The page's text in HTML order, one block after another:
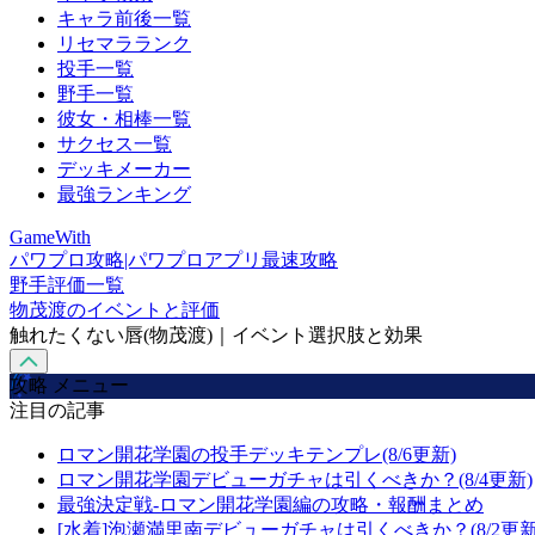
キャラ前後一覧
リセマラランク
投手一覧
野手一覧
彼女・相棒一覧
サクセス一覧
デッキメーカー
最強ランキング
GameWith
パワプロ攻略|パワプロアプリ最速攻略
野手評価一覧
物茂渡のイベントと評価
触れたくない唇(物茂渡)｜イベント選択肢と効果
攻略 メニュー
注目の記事
ロマン開花学園の投手デッキテンプレ(8/6更新)
ロマン開花学園デビューガチャは引くべきか？(8/4更新)
最強決定戦-ロマン開花学園編の攻略・報酬まとめ
[水着]泡瀬満里南デビューガチャは引くべきか？(8/2更